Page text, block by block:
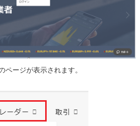
ページが表示されます。